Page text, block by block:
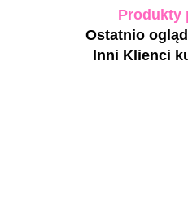
Produkty
Ostatnio
Inni Klienci